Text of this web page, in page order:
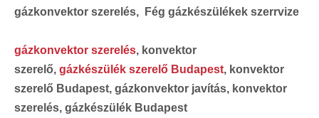
gázkonvektor szerelés, Fég gázkészülékek szerrvize
gázkonvektor szerelés, konvektor
szerelő, gázkészülék szerelő Budapest, konvektor
szerelő Budapest, gázkonvektor javítás, konvektor
szerelés, gázkészülék Budapest